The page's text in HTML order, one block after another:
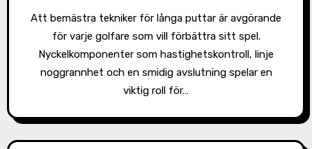
Att bemästra tekniker för långa puttar är avgörande
för varje golfare som vill förbättra sitt spel.
Nyckelkomponenter som hastighetskontroll, linje
noggrannhet och en smidig avslutning spelar en
viktig roll för…